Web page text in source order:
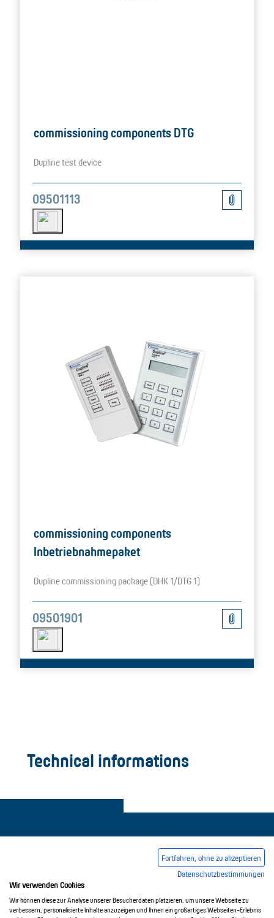
commissioning components DTG
Dupline test device
09501113
commissioning components
Inbetriebnahmepaket
Dupline commissioning package (DHK 1/DTG 1)
09501901
Technical informations
Common Conditions Of Trading
Privacy Policy
Fortfahren, ohne zu akzeptieren
Datenschutzbestimmungen
Wir verwenden Cookies
Wir können diese zur Analyse unserer Besucherdaten platzieren, um unsere Webseite zu
verbessern, personalisierte Inhalte anzuzeigen und Ihnen ein großartiges Webseiten-Erlebnis